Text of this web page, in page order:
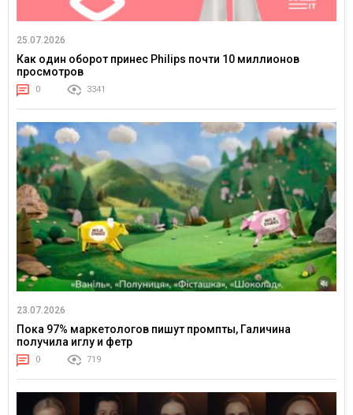
25.07.2026
Как один оборот принес Philips почти 10 миллионов
просмотров
0 3341
23.07.2026
Пока 97% маркетологов пишут промпты, Галичина
получила иглу и фетр
0 719